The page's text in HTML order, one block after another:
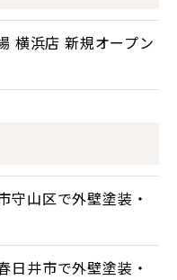
横浜店 新規オープン
守山区で外壁塗装・
日井市で外壁塗装・